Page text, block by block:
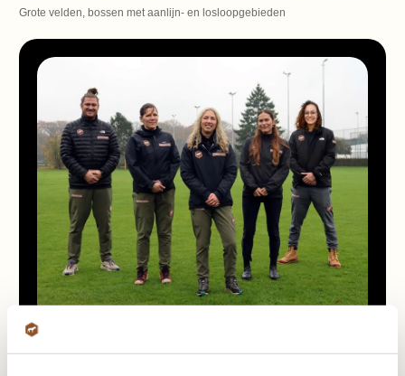
Grote velden, bossen met aanlijn- en losloopgebieden
Ons team staat paraat!